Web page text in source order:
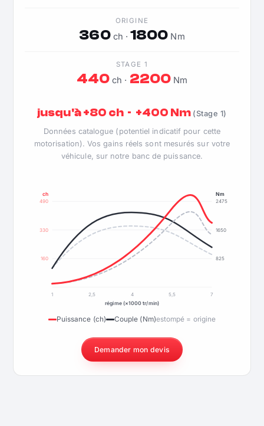
ORIGINE
360ch ·1800 Nm
STAGE 1
440 ch · 2200Nm
jusqu'à +80 ch · +400 Nm (Stage 1)
Données catalogue (potentiel indicatif pour cette
motorisation). Vos gains réels sont mesurés sur votre
véhicule, sur notre banc de puissance.
160
330
490
825
1650
2475
ch Nm
1 2,5 4 5,5
7
régime (×1000 tr/min)
Puissance (ch) Couple (Nm)estompé = origine
Demander mon devis